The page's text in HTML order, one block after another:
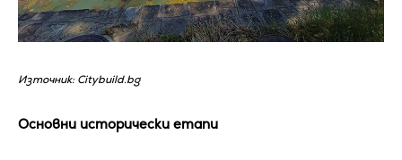
Източник: Citybuild.bg
Основни исторически етапи